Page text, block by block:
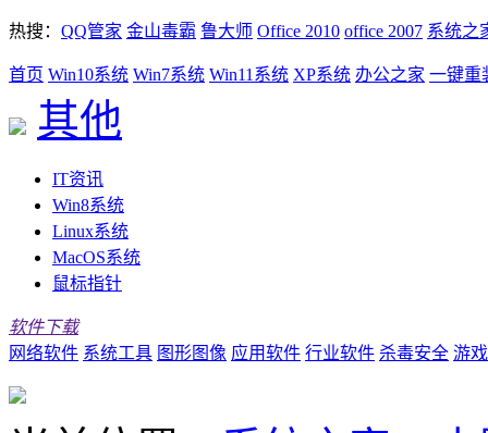
热搜： QQ管家 金山毒霸 鲁大师 Office 2010 office 2007 系统之
首页 Win10系统 Win7系统 Win11系统 XP系统 办公之家 一键重
其他
IT资讯
Win8系统
Linux系统
MacOS系统
鼠标指针
软件下载
网络软件 系统工具 图形图像 应用软件 行业软件 杀毒安全 游